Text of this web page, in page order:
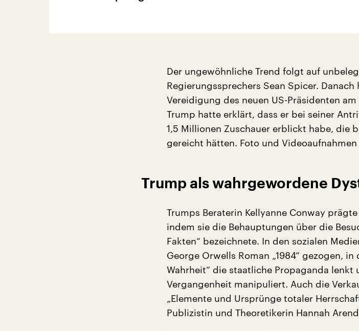
Der ungewöhnliche Trend folgt auf
Regierungssprechers Sean Spicer.
Vereidigung des neuen US-Präsidenten
Trump hatte erklärt, dass er bei seiner
1,5 Millionen Zuschauer erblickt habe, die
gereicht hätten. Foto und
Trump als wahrgewordene
Trumps Beraterin Kellyanne Conway
indem sie die Behauptungen über die
Fakten“ bezeichnete. In den sozialen
George Orwells Roman „1984“ gezogen,
Wahrheit“ die staatliche Propaganda lenkt
Vergangenheit manipuliert. Auch die
„Elemente und Ursprünge totaler
Publizistin und Theoretikerin Hannah